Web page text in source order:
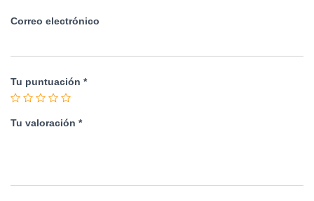
Correo electrónico
Tu puntuación *
Tu valoración *